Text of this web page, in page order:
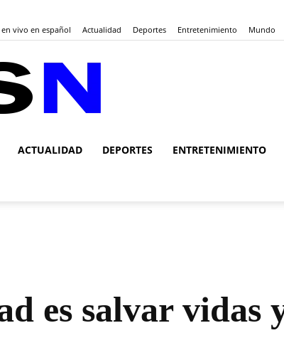
vivo en español Actualidad Deportes Entretenimiento Mundo
ACTUALIDAD DEPORTES ENTRETENIMIENTO
es salvar vidas